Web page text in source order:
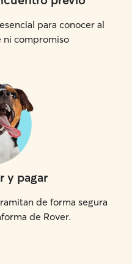
para conocer al
ni compromiso
y pagar
de forma segura
de Rover.